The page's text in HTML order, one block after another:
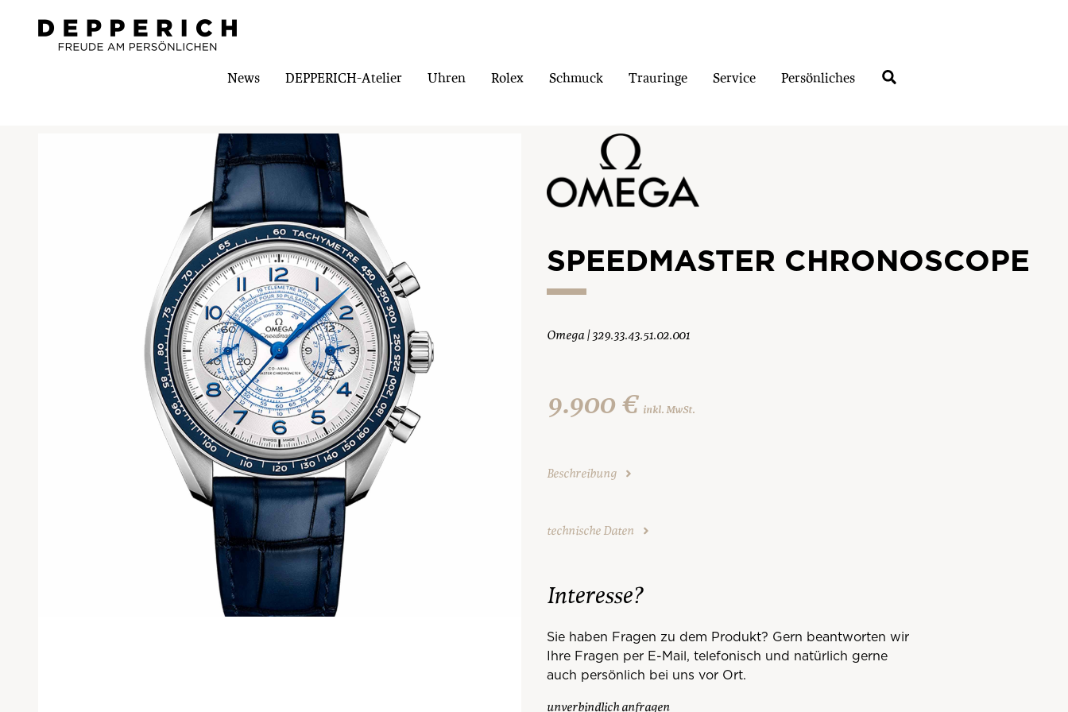
News DEPPERICH-Atelier Uhren Rolex Schmuck Trauringe Service Persönliches
SPEEDMASTER CHRONOSCOPE
Omega | 329.33.43.51.02.001
9.900 € inkl. MwSt.
Beschreibung
technische Daten
Interesse?
Sie haben Fragen zu dem Produkt? Gern beantworten wir
Ihre Fragen per E-Mail, telefonisch und natürlich gerne
auch persönlich bei uns vor Ort.
unverbindlich anfragen